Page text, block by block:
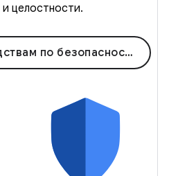
целостности.
по безопасности